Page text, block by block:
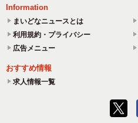
Information
まいどなニュースとは
利用規約・プライバシー
広告メニュー
おすすめ情報
求人情報一覧